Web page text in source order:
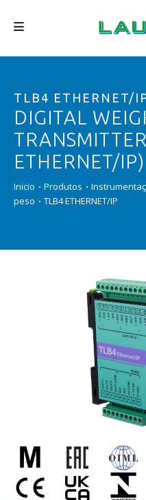
PRODUTOS
SERVIÇOS
ASSISTÊNCIA E
VIDEOS
PORTUGUÊS
TLB4 ETHERNET/
DIGITAL
ETHERNET/IP)
Inicio Produtos
peso
TLB4 ETHERNET/IP